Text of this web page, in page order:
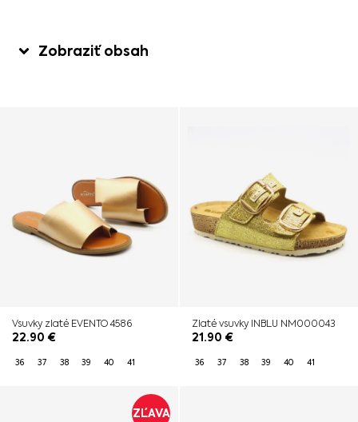
Zobraziť obsah
Vsuvky zlaté EVENTO 4586
22.90 €
36 37 38 39 40 41
Zlaté vsuvky INBLU NM000043
21.90 €
36 37 38 39 40 41
ZĽAVA